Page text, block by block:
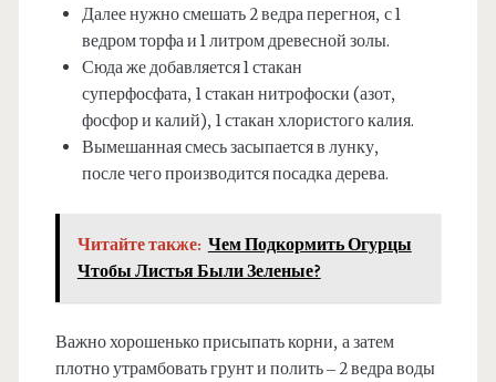
Далее нужно смешать 2 ведра перегноя, с 1
ведром торфа и 1 литром древесной золы.
Сюда же добавляется 1 стакан
суперфосфата, 1 стакан нитрофоски (азот,
фосфор и калий), 1 стакан хлористого калия.
Вымешанная смесь засыпается в лунку,
после чего производится посадка дерева.
Читайте также: Чем Подкормить Огурцы
Чтобы Листья Были Зеленые?
Важно хорошенько присыпать корни, а затем
плотно утрамбовать грунт и полить – 2 ведра воды